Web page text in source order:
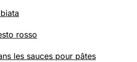
rosso
les sauces pour pâtes